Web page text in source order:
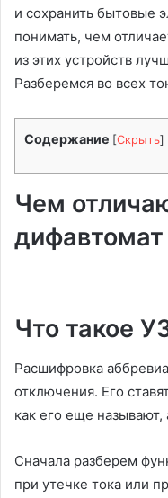
и сохранить бытовые
понимать, чем
из этих устройств
Разберемся во всех
Содержание [Скрыть]
Чем
дифавтомат
Что такое
Расшифровка
отключения. Его
как его еще
Сначала разберем
при утечке тока или